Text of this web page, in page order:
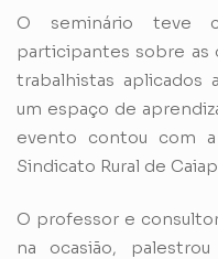
O seminário teve
participantes sobre as
trabalhistas aplicados
um espaço de
evento contou com
Sindicato Rural de
O professor e
na ocasião,